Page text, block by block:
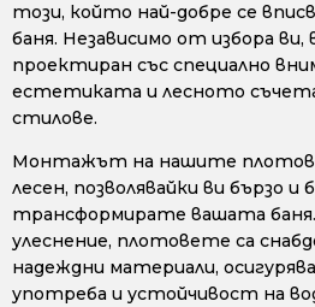
този, който най-добре се
баня. Независимо от избора ви,
проектиран със специално
естетиката и лесното
стилове.
Монтажът на нашите
лесен, позволявайки ви бързо и
трансформирате вашата
улеснение, плотовете са
надеждни материали,
употреба и устойчивост на